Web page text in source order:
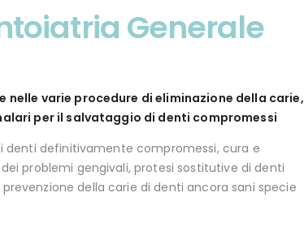
Generale
nelle varie procedure di eliminazione della carie,
per il salvataggio di denti compromessi
denti definitivamente compromessi, cura e
problemi gengivali, protesi sostitutive di denti
della carie di denti ancora sani specie